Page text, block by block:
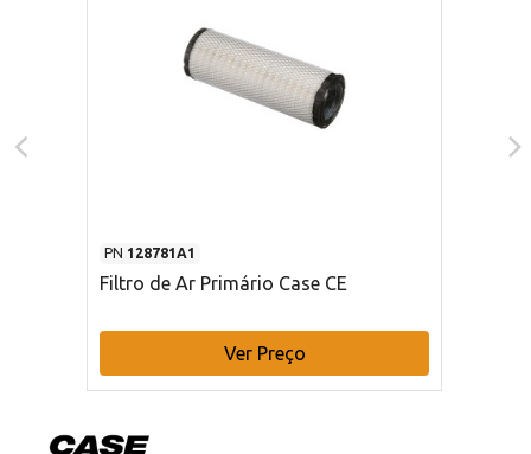
PN 128781A1
Filtro de Ar Primário Case CE
Ver Preço